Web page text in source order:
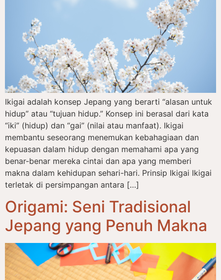
Ikigai adalah konsep Jepang yang berarti “alasan untuk
hidup” atau “tujuan hidup.” Konsep ini berasal dari kata
“iki” (hidup) dan “gai” (nilai atau manfaat). Ikigai
membantu seseorang menemukan kebahagiaan dan
kepuasan dalam hidup dengan memahami apa yang
benar-benar mereka cintai dan apa yang memberi
makna dalam kehidupan sehari-hari. Prinsip Ikigai Ikigai
terletak di persimpangan antara […]
Origami: Seni Tradisional
Jepang yang Penuh Makna